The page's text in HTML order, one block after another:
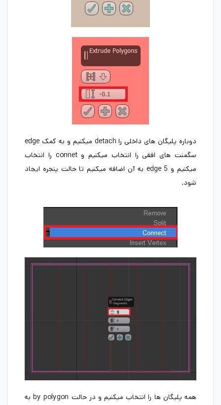
دوباره پلیگان های داخلی را detach میکنیم و به کمک edge
سگمنت های افقی را انتخاب میکنیم و connet را انتخاب
میکنیم و 5 edge به آن اضافه میکنیم تا حالت پنجره ایجاد
شود.
همه پلیگان ها را انتخاب میکنیم و در حالت by polygon به